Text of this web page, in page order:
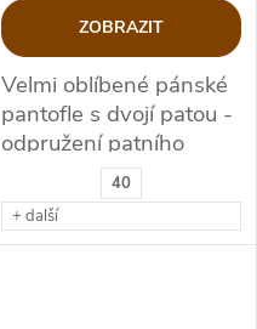
40
+ další
ZOBRAZIT
Velmi oblíbené pánské
pantofle s dvojí patou -
odpružení patního